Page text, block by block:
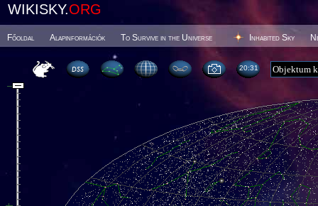
WIKISKY.ORG
Főoldal Alapinformációk To Survive in the Universe Inhabited Sky
20 31